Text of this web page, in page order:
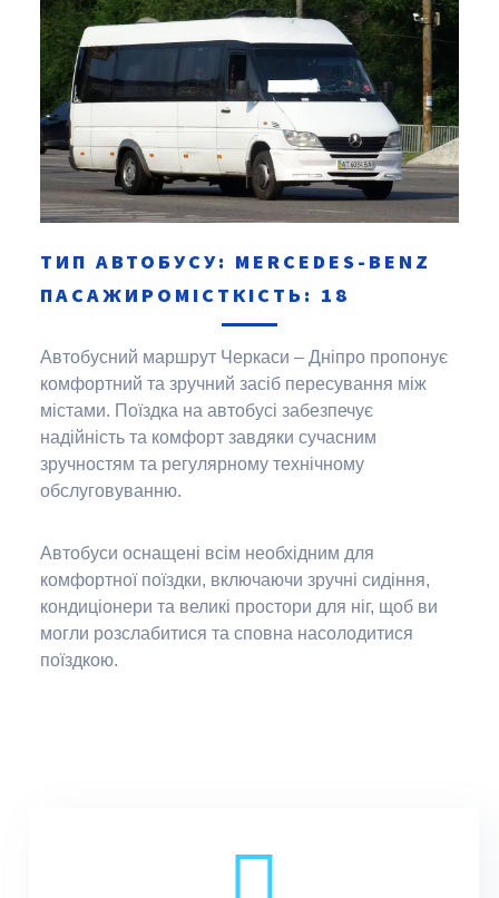
ТИП АВТОБУСУ: MERCEDES-BENZ
ПАСАЖИРОМІСТКІСТЬ: 18
Автобусний маршрут Черкаси – Дніпро пропонує
комфортний та зручний засіб пересування між
містами. Поїздка на автобусі забезпечує
надійність та комфорт завдяки сучасним
зручностям та регулярному технічному
обслуговуванню.
Автобуси оснащені всім необхідним для
комфортної поїздки, включаючи зручні сидіння,
кондиціонери та великі простори для ніг, щоб ви
могли розслабитися та сповна насолодитися
поїздкою.